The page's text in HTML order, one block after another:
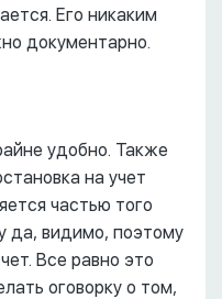
Его никаким
документарно.
удобно. Также
на учет
частью того
да, видимо, поэтому
Все равно это
оговорку о том,